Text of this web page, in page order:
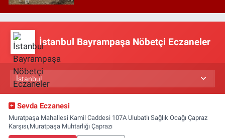
İstanbul Bayrampaşa Nöbetçi Eczaneler
Sevda Eczanesi
Muratpaşa Mahallesi Kamil Caddesi 107A Ulubatlı Sağlık Ocağı Çapraz
Karşısı,Muratpaşa Muhtarlığı Çaprazı